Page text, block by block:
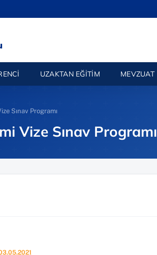
AÇILIR)
UZAKTAN EĞITIM MEVZUAT
Sınav Programı
Vize Sınav Programı